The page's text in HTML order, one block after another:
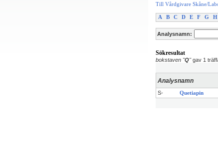
Till Vårdgivare Skåne/
A B C D E F G H
Analysnamn:
Sökresultat
bokstaven "Q"gav 1
Analysnamn
S- Quetiapin